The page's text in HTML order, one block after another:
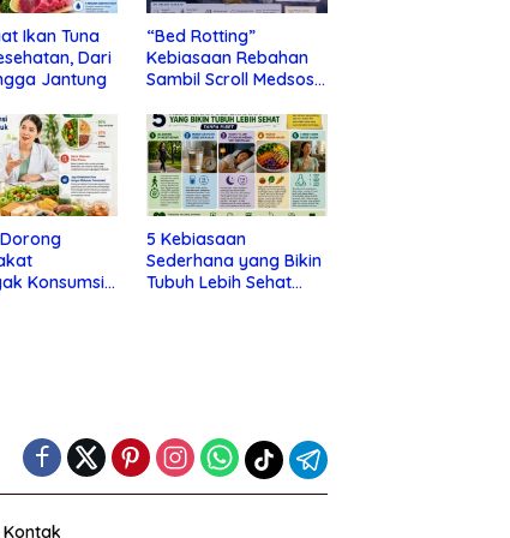
Ikan Tuna
Dari
Jantung
“Bed Rotting”
Kebiasaan Rebahan
Sambil Scroll Medsos
Depresi
Konsumsi
5 Kebiasaan
Sederhana yang Bikin
Tubuh Lebih Sehat
Kontak